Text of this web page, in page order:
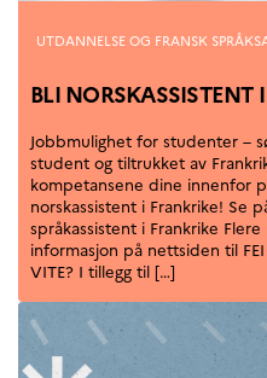
(CCFN)
Søk
etter:
Kategorier
UTDANNELSE OG FRANSK
BLI NORSKASSISTENT
Jobbmulighet for studenter –
student og tiltrukket av
kompetansene dine innenfor
norskassistent i Frankrike! Se
språkassistent i Frankrike
informasjon på nettsiden til
VITE? I tillegg til […]